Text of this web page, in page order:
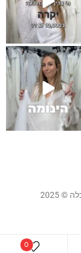
© 2025
0